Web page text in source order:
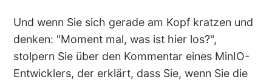
Und wenn Sie sich gerade am Kopf kratzen und
denken: "Moment mal, was ist hier los?",
stolpern Sie über den Kommentar eines MinIO-
Entwicklers, der erklärt, dass Sie, wenn Sie die